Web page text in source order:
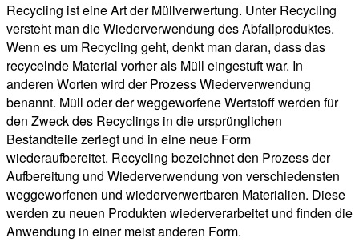
Recycling ist eine Art der Müllverwertung. Unter Recycling
versteht man die Wiederverwendung des Abfallproduktes.
Wenn es um Recycling geht, denkt man daran, dass das
recycelnde Material vorher als Müll eingestuft war. In
anderen Worten wird der Prozess Wiederverwendung
benannt. Müll oder der weggeworfene Wertstoff werden für
den Zweck des Recyclings in die ursprünglichen
Bestandteile zerlegt und in eine neue Form
wiederaufbereitet. Recycling bezeichnet den Prozess der
Aufbereitung und Wiederverwendung von verschiedensten
weggeworfenen und wiederverwertbaren Materialien. Diese
werden zu neuen Produkten wiederverarbeitet und finden die
Anwendung in einer meist anderen Form.